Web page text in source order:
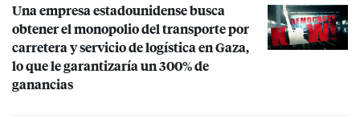
Una empresa estadounidense busca
obtener el monopolio del transporte por
carretera y servicio de logística en Gaza,
lo que le garantizaría un 300% de
ganancias